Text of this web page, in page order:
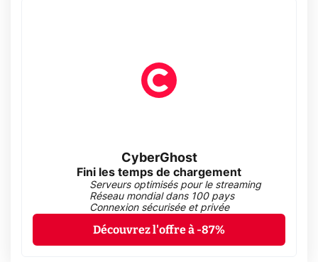
CyberGhost
Fini les temps de chargement
Serveurs optimisés pour le streaming
Réseau mondial dans 100 pays
Connexion sécurisée et privée
Découvrez l'offre à -87%